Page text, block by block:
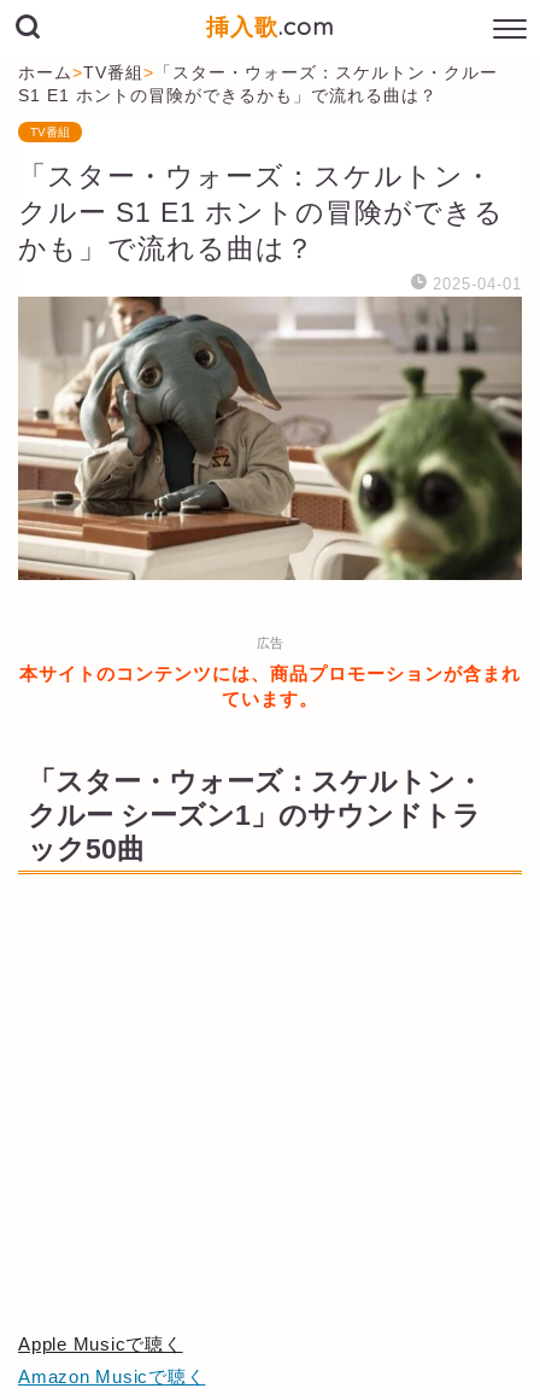
挿入歌.com
ホーム>TV番組> 「スター・ウォーズ：スケルトン・クルー
S1 E1 ホントの冒険ができるかも」で流れる曲は？
TV番組
「スター・ウォーズ：スケルトン・
クルー S1 E1 ホントの冒険ができる
かも」で流れる曲は？
2025-04-01
広告
本サイトのコンテンツには、商品プロモーションが含まれ
ています。
「スター・ウォーズ：スケルトン・
クルー シーズン1」のサウンドトラ
ック50曲
Apple Musicで聴く
Amazon Musicで聴く